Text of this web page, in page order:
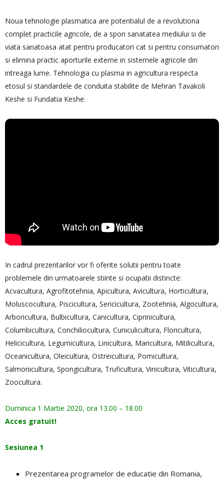
Noua tehnologie plasmatica are potentialul de a revolutiona
complet practicile agricole, de a spori sanatatea mediului si de
viata sanatoasa atat pentru producatori cat si pentru consumatori
si elimina practic aporturile externe in sistemele agricole din
intreaga lume. Tehnologia cu plasma in agricultura respecta
etosul si standardele de conduita stabilite de Mehran Tavakoli
Keshe si Fundatia Keshe.
In cadrul prezentarilor vor fi oferite solutii pentru toate
problemele din urmatoarele stiinte si ocupatii distincte:
Acvacultura, Agrofitotehnia, Apicultura, Avicultura, Horticultura,
Moluscocultura, Piscicultura, Sericicultura, Zootehnia, Algocultura,
Arboricultura, Bulbicultura, Canicultura, Ciprinicultura,
Columbicultura, Conchiliocultura, Cuniculicultura, Floricultura,
Helicicultura, Legumicultura, Linicultura, Maricultura, Mitilicultura,
Oceanicultura, Oleicultura, Ostreicultura, Pomicultura,
Salmonicultura, Spongicultura, Truficultura, Vinicultura, Viticultura,
Zoocultura.
Duminica 1 Martie 2020, ora 13.00 – 18.00
Acces gratuit!
Sesiunea 1
Prezentarea programelor de educatie din Romania,